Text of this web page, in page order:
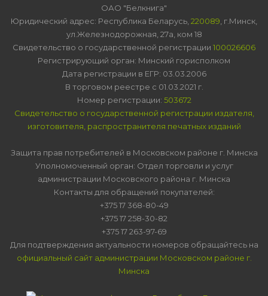
ОАО "Белкнига"
Юридический адрес: Республика Беларусь, 220089 , г.Минск,
ул.Железнодорожная, 27а, ком 18
Свидетельство о государственной регистрации 100026606
Регистрирующий орган: Минский горисполком
Дата регистрации в ЕГР: 03.03.2006
В торговом реестре с 01.03.2021 г.
Номер регистрации: 503672
Свидетельство о государственной регистрации издателя,
изготовителя, распространителя печатных изданий
Защита прав потребителей в Московском районе г. Минска
Уполномоченный орган: Отдел торговли и услуг
администрации Московского района г. Минска
Контакты для обращений покупателей:
+375 17 368-80-49
+375 17 258-30-82
+375 17 263-97-69
Для подтверждения актуальности номеров обращайтесь на
официальный сайт администрации Московском районе г.
Минска